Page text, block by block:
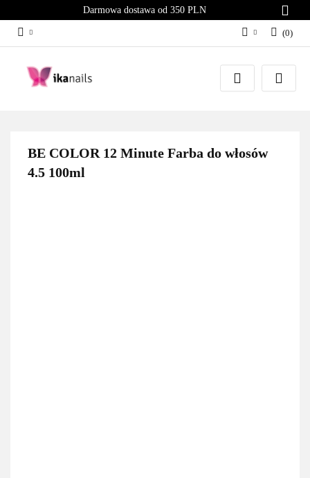
Darmowa dostawa od 350 PLN
Zaloguj się
Załóż konto
(0)
BE COLOR 12 Minute Farba do włosów
4.5 100ml